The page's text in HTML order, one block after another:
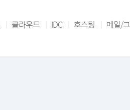
클라우드 IDC 호스팅 메일/